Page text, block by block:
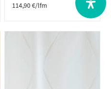
114,90€/lfm